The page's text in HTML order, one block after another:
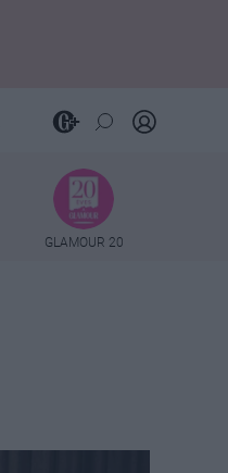
GLAMOUR 20